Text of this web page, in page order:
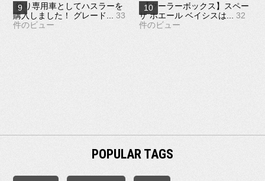
釣り専用車としてハスラーを
購入しました！ グレード...
33
件のビュー
【クーラーボックス】スペー
ザ ホエール ベイシスは...
32
件のビュー
POPULAR TAGS